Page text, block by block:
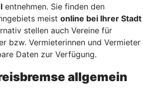
entnehmen. Sie finden den
meist online bei Ihrer Stadt
stellen auch Vereine für
bzw. Vermieterinnen und Vermieter
Daten zur Verfügung.
allgemein